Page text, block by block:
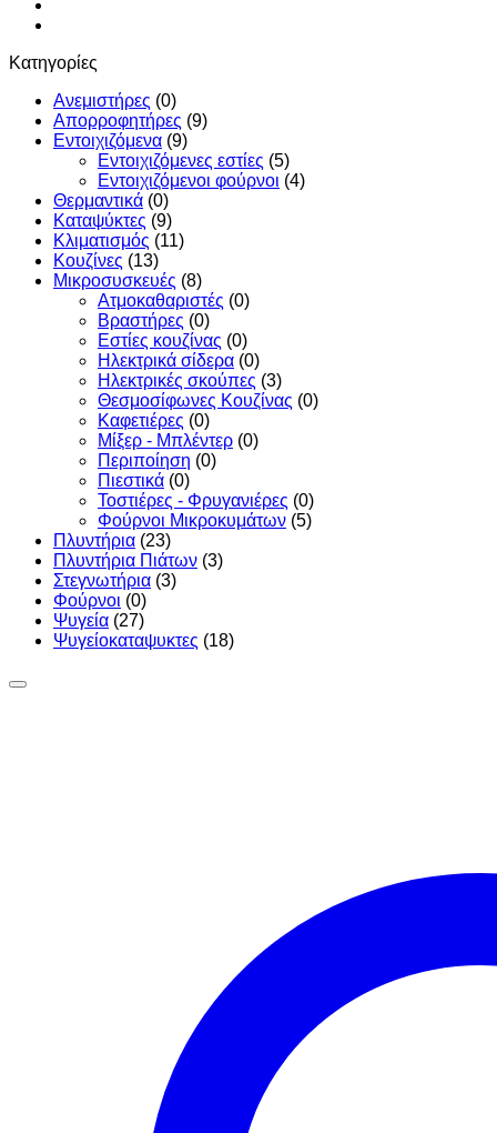
Κατηγορίες
Ανεμιστήρες (0)
Απορροφητήρες (9)
Εντoιχιζόμενα (9)
Εντοιχιζόμενες εστίες (5)
Εντοιχιζόμενοι φούρνοι (4)
Θερμαντικά (0)
Καταψύκτες (9)
Κλιματισμός (11)
Κουζίνες (13)
Μικροσυσκευές (8)
Ατμοκαθαριστές (0)
Βραστήρες (0)
Εστίες κουζίνας (0)
Ηλεκτρικά σίδερα (0)
Ηλεκτρικές σκούπες (3)
Θεσμοσίφωνες Κουζίνας (0)
Καφετιέρες (0)
Μίξερ - Μπλέντερ (0)
Περιποίηση (0)
Πιεστικά (0)
Τοστιέρες - Φρυγανιέρες (0)
Φούρνοι Μικροκυμάτων (5)
Πλυντήρια (23)
Πλυντήρια Πιάτων (3)
Στεγνωτήρια (3)
Φούρνοι (0)
Ψυγεία (27)
Ψυγείοκαταψυκτες (18)